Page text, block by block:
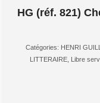
HG (réf. 821)
Catégories: HENRI
LITTERAIRE, Libre